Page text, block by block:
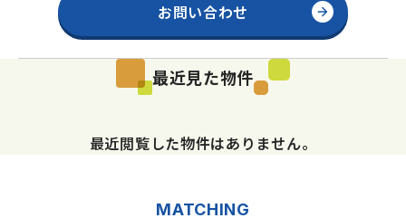
お問い合わせ
最近見た物件
最近閲覧した物件はありません。
MATCHING